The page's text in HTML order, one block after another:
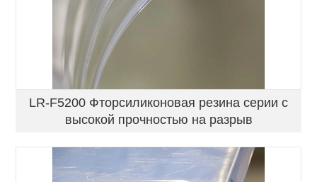
LR-F5200 Фторсиликоновая резина серии с
высокой прочностью на разрыв